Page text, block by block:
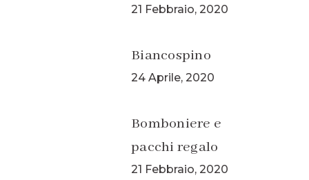
21 Febbraio, 2020
Biancospino
24 Aprile, 2020
Bomboniere e
pacchi regalo
21 Febbraio, 2020